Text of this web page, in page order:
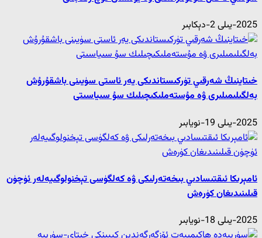
2025-يىلى 2-دېكابىر
خىتاينىڭ شەرقىي تۈركىستاندىكى يەر ئاستى سۈيىنى باشقۇرۇش
بەلگىلىمىلىرى ۋە مۇستەملىكىچىلىك سۇ سىياسىتى
2025-يىلى 19-نويابىر
ئامېرىكا ئىقتىسادىي بىخەتەرلىكى ۋە كەلگۈسى تېخنولوگىيەلەر ئۈچۈن
قىلىنىدىغان كۈرەش
2025-يىلى 18-نويابىر